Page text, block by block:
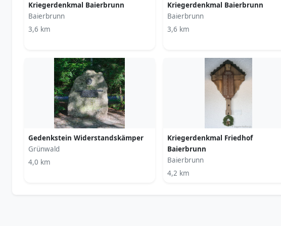
Kriegerdenkmal Baierbrunn
Baierbrunn
3,6 km
Kriegerdenkmal Baierbrunn
Baierbrunn
3,6 km
Gedenkstein Widerstandskämper
Grünwald
4,0 km
Kriegerdenkmal Friedhof
Baierbrunn
Baierbrunn
4,2 km